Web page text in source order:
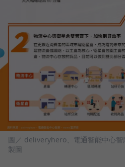
圖／ deliveryhero、電通智能中心
製圖